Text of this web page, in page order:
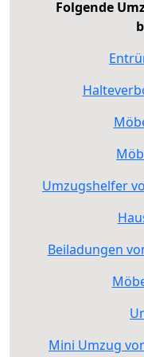
Folgende
Umzugshelfer
Beiladungen
Mini Umzug